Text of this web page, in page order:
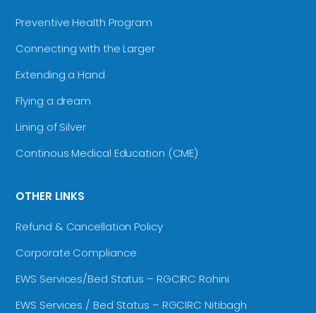
Preventive Health Program
Connecting with the Larger
Extending a Hand
Flying a dream
Lining of Silver
Continous Medical Education (CME)
OTHER LINKS
Refund & Cancellation Policy
Corporate Compliance
EWS Services/Bed Status – RGCIRC Rohini
EWS Services / Bed Status – RGCIRC Nitibagh